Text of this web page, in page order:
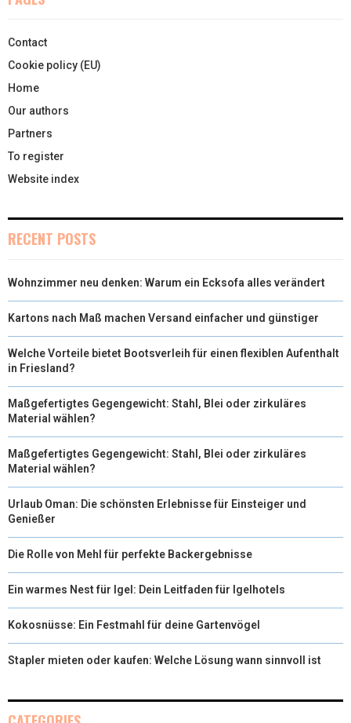
Contact
Cookie policy (EU)
Home
Our authors
Partners
To register
Website index
RECENT POSTS
Wohnzimmer neu denken: Warum ein Ecksofa alles verändert
Kartons nach Maß machen Versand einfacher und günstiger
Welche Vorteile bietet Bootsverleih für einen flexiblen Aufenthalt
in Friesland?
Maßgefertigtes Gegengewicht: Stahl, Blei oder zirkuläres
Material wählen?
Maßgefertigtes Gegengewicht: Stahl, Blei oder zirkuläres
Material wählen?
Urlaub Oman: Die schönsten Erlebnisse für Einsteiger und
Genießer
Die Rolle von Mehl für perfekte Backergebnisse
Ein warmes Nest für Igel: Dein Leitfaden für Igelhotels
Kokosnüsse: Ein Festmahl für deine Gartenvögel
Stapler mieten oder kaufen: Welche Lösung wann sinnvoll ist